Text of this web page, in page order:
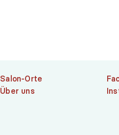
Salon-Orte
Über uns